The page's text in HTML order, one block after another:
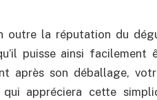
outre la réputation du
puisse ainsi facilement
après son déballage,
appréciera cette